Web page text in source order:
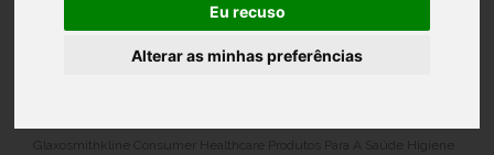
Eu recuso
Alterar as minhas preferências
Glaxosmithkline Consumer Healthcare Produtos Para A Saúde Higiene